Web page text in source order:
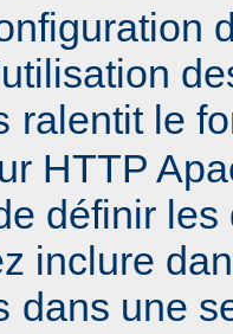
ralentit le
HTTP
définir
inclure
dans une